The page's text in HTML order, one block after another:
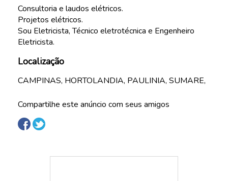
Consultoria e laudos elétricos.
Projetos elétricos.
Sou Eletricista, Técnico eletrotécnica e Engenheiro
Eletricista.
Localização
CAMPINAS, HORTOLANDIA, PAULINIA, SUMARE,
Compartilhe este anúncio com seus amigos